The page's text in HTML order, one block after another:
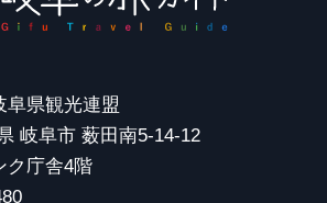
県観光連盟
岐阜市 薮田南5-14-12
ク庁舎4階